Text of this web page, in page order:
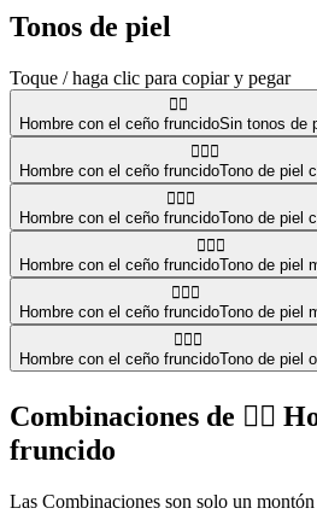
Tonos de piel
Toque / haga clic para copiar y pegar
🙍‍♂️
Hombre con el ceño fruncidoSin tonos de
🙍🏼‍♂️
Hombre con el ceño fruncidoTono de piel
🙍🏻‍♂️
Hombre con el ceño fruncidoTono de piel
🙍🏾‍♂️
Hombre con el ceño fruncidoTono de piel
🙍🏽‍♂️
Hombre con el ceño fruncidoTono de piel
🙍🏿‍♂️
Hombre con el ceño fruncidoTono de piel
Combinaciones de 🙍‍♂️
fruncido
Las Combinaciones son solo un